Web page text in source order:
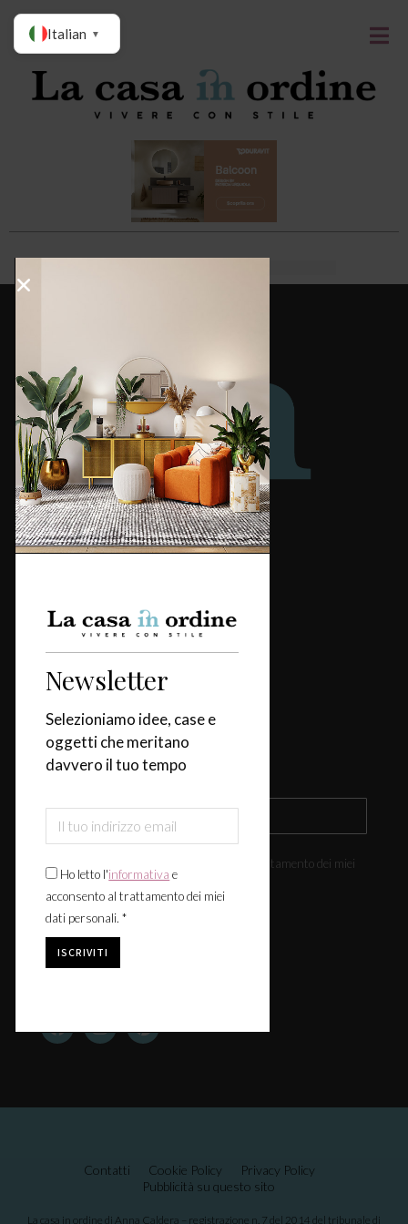
Redazione
Casa
Tavola
Fiere & Eventi
Iscriviti alla newsletter
Ho letto l'
e acconsento al trattamento dei miei
dati personali. *
Contatti Cookie Policy
Privacy Policy
Pubblicità su questo sito
La casa in ordine di Anna Caldera – registrazione n. 7 del 2014 del tribunale di
Italian ▼
Newsletter
Selezioniamo idee, case e
oggetti che meritano
davvero il tuo tempo
Ho letto l'informativa e
acconsento al trattamento dei miei
dati personali. *